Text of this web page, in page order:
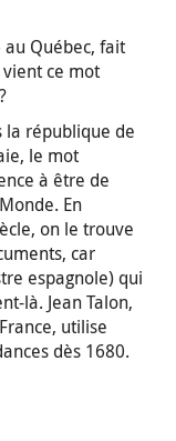
au Québec, fait
ce mot
la république de
le mot
à être de
En
on le trouve
car
espagnole) qui
là. Jean Talon,
utilise
dès 1680.